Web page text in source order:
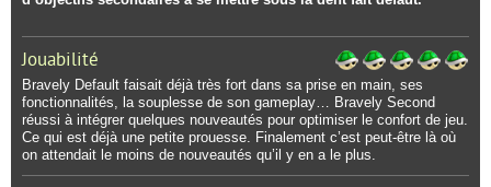
Jouabilité
Bravely Default faisait déjà très fort dans sa prise en main, ses
fonctionnalités, la souplesse de son gameplay… Bravely Second
réussi à intégrer quelques nouveautés pour optimiser le confort de jeu.
Ce qui est déjà une petite prouesse. Finalement c’est peut-être là où
on attendait le moins de nouveautés qu’il y en a le plus.